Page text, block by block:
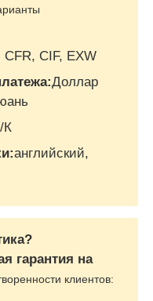
CFR, CIF, EXW
Доллар
К
английский,
гарантия на
клиентов: